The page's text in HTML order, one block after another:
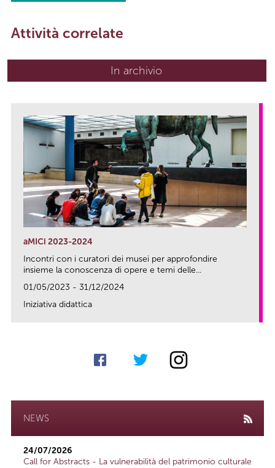
Attività correlate
In archivio
aMICi 2023-2024
Incontri con i curatori dei musei per approfondire
insieme la conoscenza di opere e temi delle...
01/05/2023 - 31/12/2024
Iniziativa didattica
NEWS
24/07/2026
Call for Abstracts - La vulnerabilità del patrimonio culturale